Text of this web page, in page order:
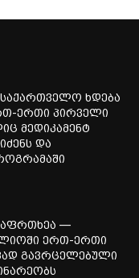
საქართველო ხდება
ერთი პირველი
მედიკამენტ
და
—
ერთ-ერთი
გავრცელებული